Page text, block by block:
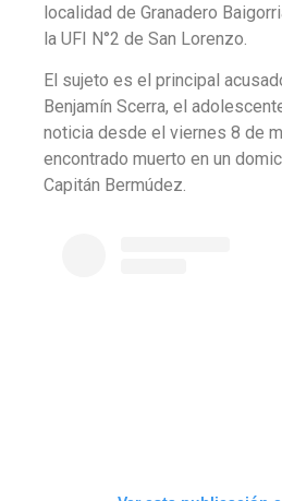
localidad de Granadero
la UFI N°2 de San Lorenzo.
El sujeto es el principal
Benjamín Scerra, el
noticia desde el viernes 8 de
encontrado muerto en un
Capitán Bermúdez.